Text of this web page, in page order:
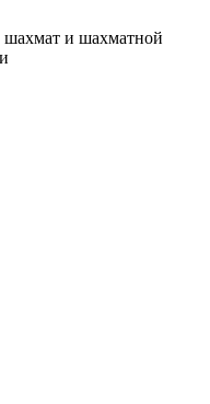
и шахматной